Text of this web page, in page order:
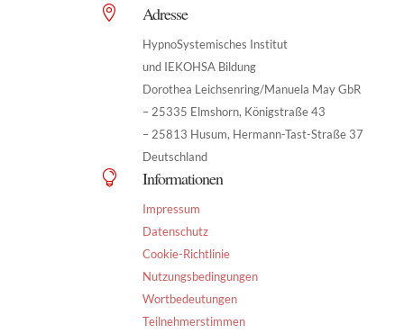
 Adresse
HypnoSystemisches Institut
und IEKOHSA Bildung
Dorothea Leichsenring/Manuela May GbR
– 25335 Elmshorn, Königstraße 43
– 25813 Husum, Hermann-Tast-Straße 37
Deutschland
 Informationen
Impressum
Datenschutz
Cookie-Richtlinie
Nutzungsbedingungen
Wortbedeutungen
Teilnehmerstimmen